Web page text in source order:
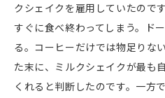
クシェイクを雇用していたので
すぐに食べ終わってしまう。ド
る。コーヒーだけでは物足りな
た末に、ミルクシェイクが最も
くれると判断したのです。一方